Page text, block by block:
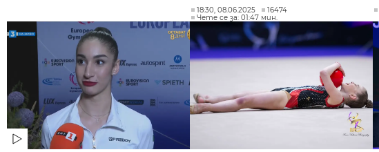
18:30, 08.06.2025
16474
Чете се за: 01:47 мин.